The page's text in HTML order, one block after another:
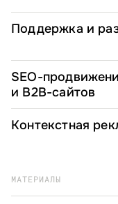
Поддержка и
SEO-
и B2B-сайтов
Контекстная
МАТЕРИАЛЫ